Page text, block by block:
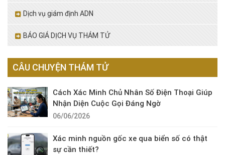
Dịch vụ giám định ADN
BÁO GIÁ DỊCH VỤ THÁM TỬ
CÂU CHUYỆN THÁM TỬ
Cách Xác Minh Chủ Nhân Số Điện Thoại Giúp
Nhận Diện Cuộc Gọi Đáng Ngờ
06/06/2026
Xác minh nguồn gốc xe qua biển số có thật
sự cần thiết?